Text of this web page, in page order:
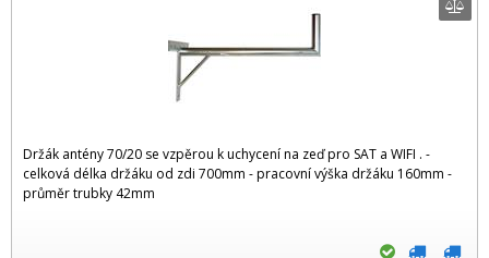
Držák antény 70/20 se vzpěrou k uchycení na zeď pro SAT a WIFI . -
celková délka držáku od zdi 700mm - pracovní výška držáku 160mm -
průměr trubky 42mm